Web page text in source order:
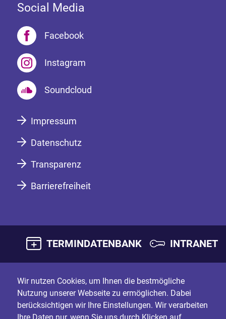
Social Media
Facebook
Instagram
Soundcloud
Impressum
Datenschutz
Transparenz
Barrierefreiheit
TERMINDATENBANK INTRANET
Wir nutzen Cookies, um Ihnen die bestmögliche
Nutzung unserer Webseite zu ermöglichen. Dabei
berücksichtigen wir Ihre Einstellungen. Wir verarbeiten
Ihre Daten nur, wenn Sie uns durch Klicken auf